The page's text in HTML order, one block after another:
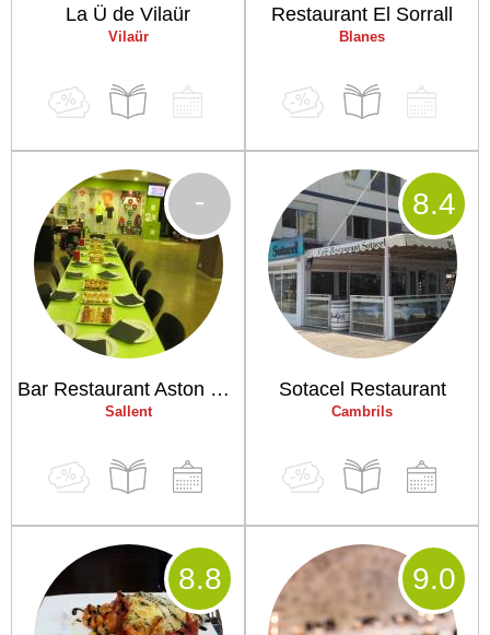
La Ü de Vilaür
Vilaür
Restaurant El Sorrall
Blanes
Bar Restaurant Aston Padel
Sallent
-
Sotacel Restaurant
Cambrils
8.4
8.8 9.0